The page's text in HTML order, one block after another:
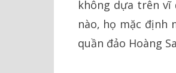
không dựa trên vĩ
nào, họ mặc định
quần đảo Hoàng